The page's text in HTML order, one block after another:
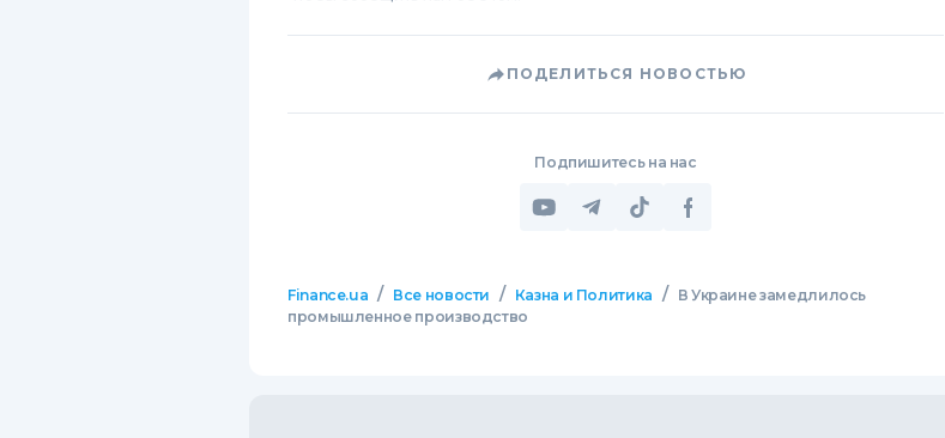
ПОДЕЛИТЬСЯ НОВОСТЬЮ
Подпишитесь на нас
Finance.ua / Все новости / Казна и Политика /
В Украине замедлилось
промышленное производство